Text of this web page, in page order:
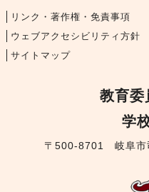
リンク・著作権・免責事項
ウェブアクセシビリティ方針
サイトマップ
教育委
学
〒500-8701 岐阜市